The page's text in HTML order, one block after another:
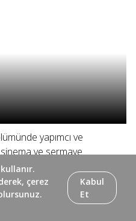
yapımcı ve
ve sermaye
Eda ve yönetmen Doğuş
"Ölü Mevsim"i
çerez
Kabul
Et